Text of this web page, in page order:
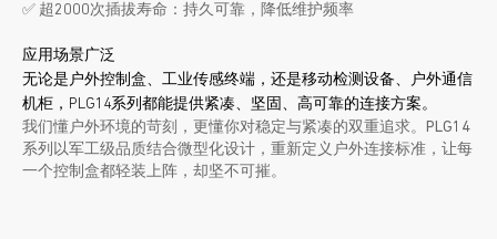
✅ 超2000次插拔寿命：持久可靠，降低维护频率
应用场景广泛
无论是户外控制盒、工业传感终端，还是移动检测设备、户外通信
机柜，PLG14系列都能提供紧凑、坚固、高可靠的连接方案。
我们懂户外环境的苛刻，更懂你对稳定与紧凑的双重追求。PLG14
系列以军工级品质结合微型化设计，重新定义户外连接标准，让每
一个控制盒都轻装上阵，却坚不可摧。